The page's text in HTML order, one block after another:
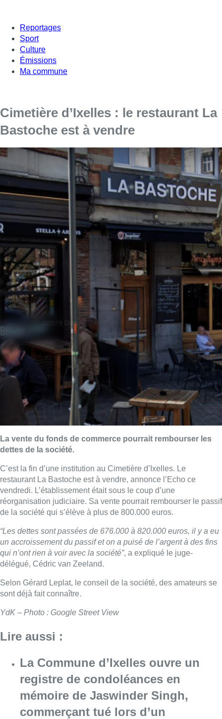
Reportages
Sport
Culture
Émissions
Ma commune
Cimetière d’Ixelles : le restaurant La
Bastoche est à vendre
La vente du fonds de commerce pourrait rembourser les
dettes de la société.
C’est la fin d’une institution au Cimetière d’Ixelles. Le
restaurant La Bastoche est à vendre, annonce l’Echo ce
vendredi. L’établissement était sous le coup d’une
réorganisation judiciaire. Sa vente pourrait rembourser le passif
de la société qui s’élève à plus de 800.000 euros.
“Les dettes sont passées de 676.000 à 820.000 euros, il y a eu
un accroissement du passif et on a puisé de l’argent à des fins
qui n’ont rien à voir avec la société”, a expliqué le juge-
délégué, Cédric van Zeeland.
Selon Gérard Leplat, le conseil de la société, des amateurs se
sont déjà fait connaître.
YdK – Photo : Google Street View
Lire aussi :
La Commune d’Ixelles ouvre un
registre de condoléances en
mémoire de Jaswinder Singh,
commerçant tué lors d’un